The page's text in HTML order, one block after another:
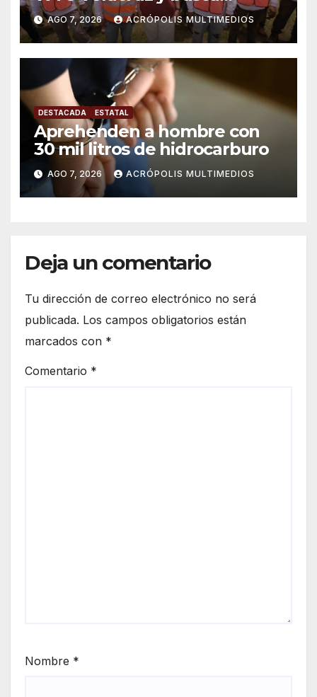
solución para ingenio en crisis
AGO 7, 2026 ACRÓPOLIS MULTIMEDIOS
DESTACADA ESTATAL
Aprehenden a hombre con
30 mil litros de hidrocarburo
AGO 7, 2026 ACRÓPOLIS MULTIMEDIOS
Deja un comentario
Tu dirección de correo electrónico no será
publicada. Los campos obligatorios están
marcados con *
Comentario *
Nombre *